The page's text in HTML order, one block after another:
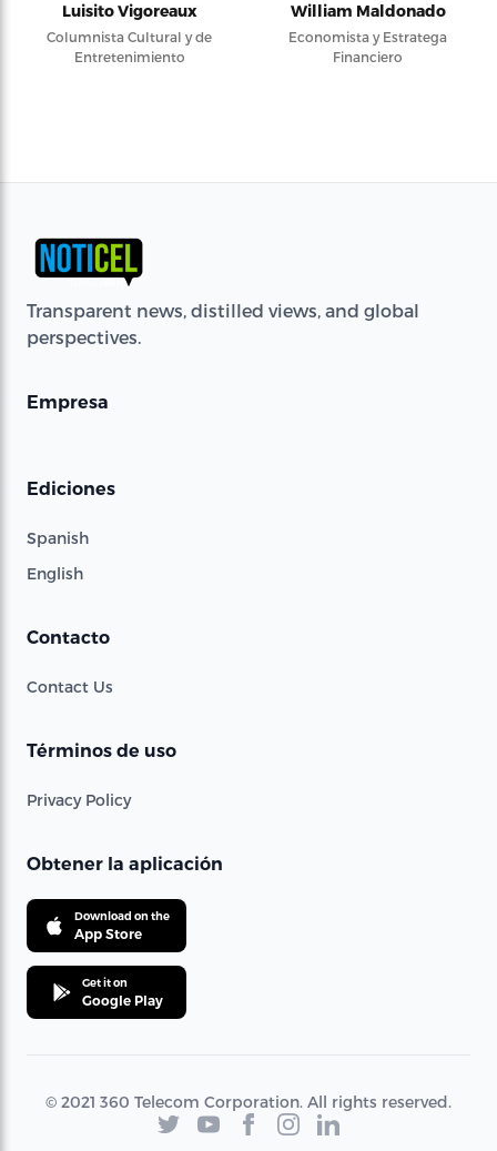
Luisito Vigoreaux
Columnista Cultural y de
Entretenimiento
William Maldonado
Economista y Estratega
Financiero
Transparent news, distilled views, and global
perspectives.
Empresa
Ediciones
Spanish
English
Contacto
Contact Us
Términos de uso
Privacy Policy
Obtener la aplicación
Download on the
App Store
Get it on
Google Play
© 2021 360 Telecom Corporation. All rights reserved.